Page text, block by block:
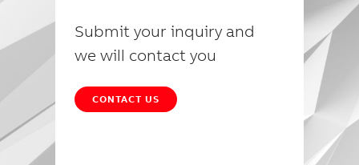
Submit your inquiry and
we will contact you
CONTACT US